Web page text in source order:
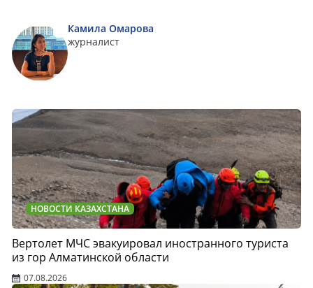
Камила Омарова
журналист
НОВОСТИ КАЗАХСТАНА
Вертолет МЧС эвакуировал иностранного туриста
из гор Алматинской области
07.08.2026